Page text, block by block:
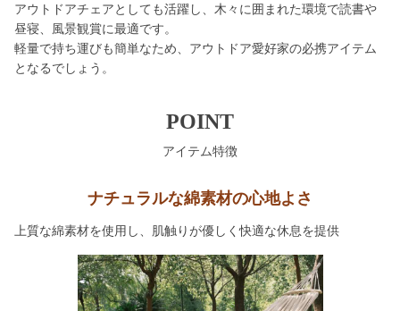
アウトドアチェアとしても活躍し、木々に囲まれた環境で読書や
昼寝、風景観賞に最適です。
軽量で持ち運びも簡単なため、アウトドア愛好家の必携アイテム
となるでしょう。
POINT
アイテム特徴
ナチュラルな綿素材の心地よさ
上質な綿素材を使用し、肌触りが優しく快適な休息を提供